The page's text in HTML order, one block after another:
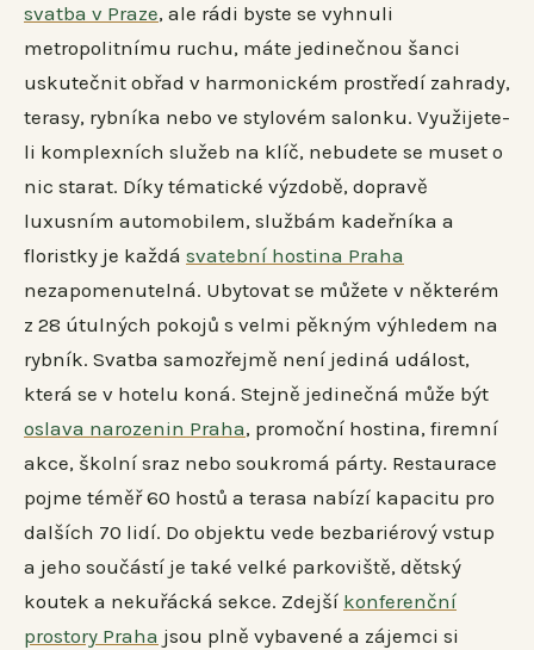
svatba v Praze, ale rádi byste se vyhnuli
metropolitnímu ruchu, máte jedinečnou šanci
uskutečnit obřad v harmonickém prostředí zahrady,
terasy, rybníka nebo ve stylovém salonku. Využijete-
li komplexních služeb na klíč, nebudete se muset o
nic starat. Díky tématické výzdobě, dopravě
luxusním automobilem, službám kadeřníka a
floristky je každá svatební hostina Praha
nezapomenutelná. Ubytovat se můžete v některém
z 28 útulných pokojů s velmi pěkným výhledem na
rybník. Svatba samozřejmě není jediná událost,
která se v hotelu koná. Stejně jedinečná může být
oslava narozenin Praha, promoční hostina, firemní
akce, školní sraz nebo soukromá párty. Restaurace
pojme téměř 60 hostů a terasa nabízí kapacitu pro
dalších 70 lidí. Do objektu vede bezbariérový vstup
a jeho součástí je také velké parkoviště, dětský
koutek a nekuřácká sekce. Zdejší konferenční
prostory Praha jsou plně vybavené a zájemci si